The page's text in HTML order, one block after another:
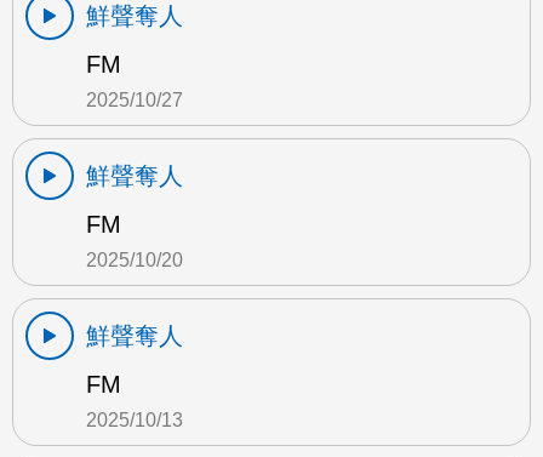
鮮聲奪人
FM
2025/10/27
鮮聲奪人
FM
2025/10/20
鮮聲奪人
FM
2025/10/13